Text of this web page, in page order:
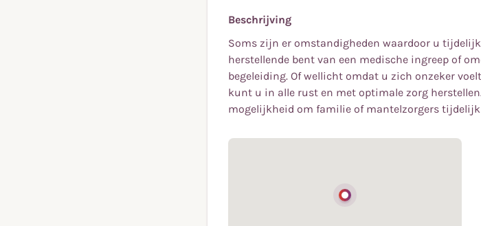
Beschrijving
Soms zijn er omstandigheden waardoor u
herstellende bent van een medische ingreep of
begeleiding. Of wellicht omdat u zich onzeker
kunt u in alle rust en met optimale zorg
mogelijkheid om familie of mantelzorgers